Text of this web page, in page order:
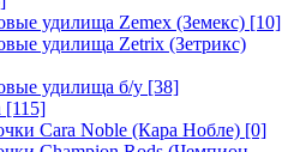
удилища Zemex (Земекс) [10]
удилища Zetrix (Зетрикс)
удилища б/у [38]
[115]
Cara Noble (Кара Нобле) [0]